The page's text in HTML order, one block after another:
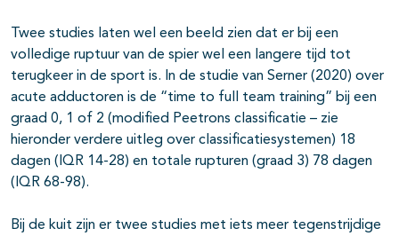
Twee studies laten wel een beeld zien dat er bij een
volledige ruptuur van de spier wel een langere tijd tot
terugkeer in de sport is. In de studie van Serner (2020) over
acute adductoren is de “time to full team training” bij een
graad 0, 1 of 2 (modified Peetrons classificatie – zie
hieronder verdere uitleg over classificatiesystemen) 18
dagen (IQR 14-28) en totale rupturen (graad 3) 78 dagen
(IQR 68-98).
Bij de kuit zijn er twee studies met iets meer tegenstrijdige